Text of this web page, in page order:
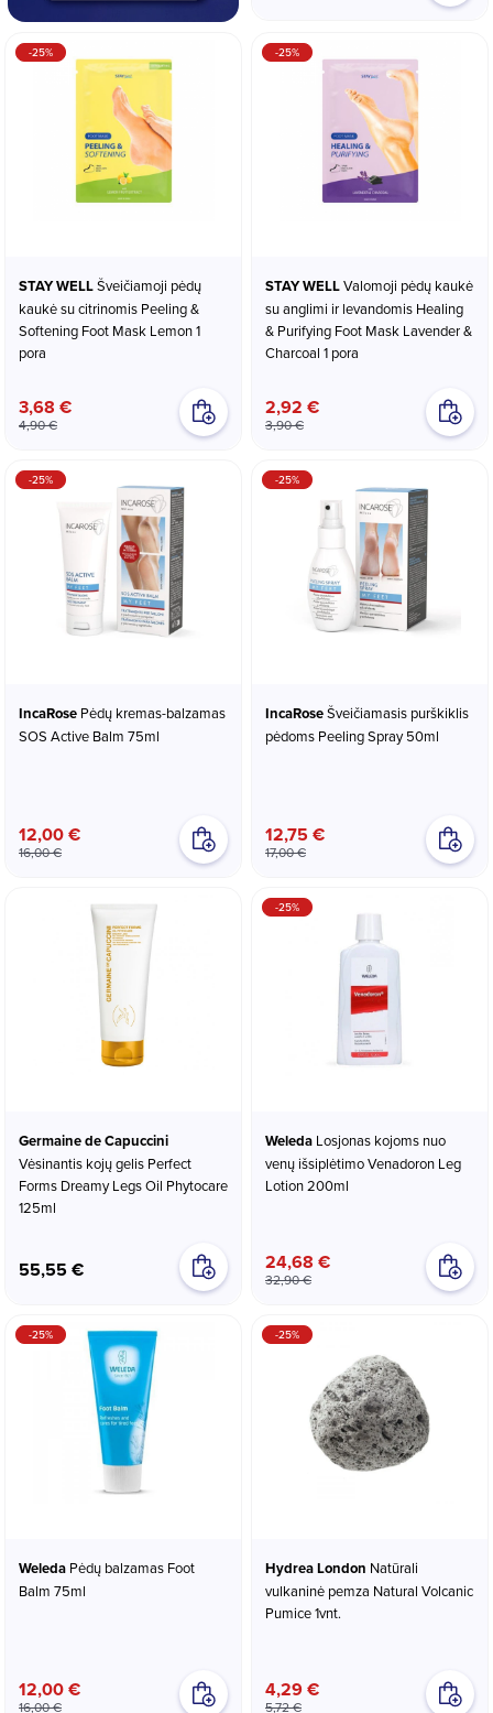
STAY WELL
kaukė su citrinomis Peeling &
Softening Foot Mask Lemon 1
pora
3,68 €
4,90 €
-25%
STAY WELL
su anglimi ir levandomis Healing
& Purifying Foot Mask Lavender &
Charcoal 1 pora
2,92 €
3,90 €
-25%
IncaRose
SOS Active Balm 75ml
12,00 €
16,00 €
-25%
IncaRose
pėdoms Peeling Spray 50ml
12,75 €
17,00 €
-25%
Germaine de Capuccini
Vėsinantis kojų gelis Perfect
Forms Dreamy Legs Oil Phytocare
125ml
55,55 €
Weleda
venų išsiplėtimo Venadoron Leg
Lotion 200ml
24,68 €
32,90 €
-25%
Weleda
Balm 75ml
12,00 €
16,00 €
-25%
Hydrea London
vulkaninė pemza Natural Volcanic
Pumice 1vnt.
4,29 €
5,72 €
-25%